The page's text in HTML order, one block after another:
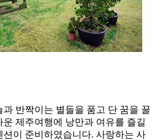
반짝이는 별들을 품고 단 꿈을 꿀
운 제주여행에 낭만과 여유를 즐길
션이 준비하였습니다. 사랑하는 사